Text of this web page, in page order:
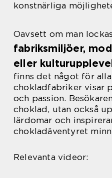
konstnärliga
Oavsett om man
fabriksmiljöer,
eller
finns det något för
chokladfabriker visar
och passion.
choklad, utan också
lärdomar och
chokladäventyret
Relevanta videor: